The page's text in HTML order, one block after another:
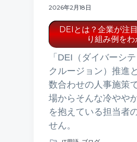
2026年2月18日
DEIとは？企業が注
り組み例を
「DEI（ダイバーシ
クルージョン）推進
数合わせの人事施策
場からそんな冷やや
を抱えている担当者
せん。